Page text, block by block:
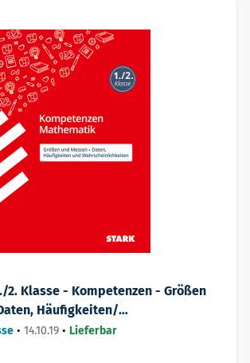
2. Klasse - Kompetenzen - Größen
Häufigkeiten/
• 14.10.19 • Lieferbar